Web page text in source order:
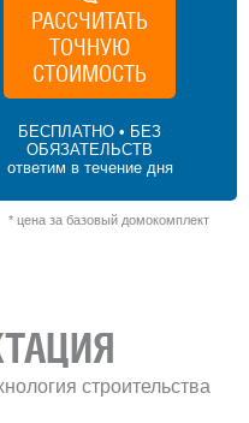
РАССЧИТАТЬ
ТОЧНУЮ
СТОИМОСТЬ
БЕСПЛАТНО • БЕЗ
ОБЯЗАТЕЛЬСТВ
ответим в течение дня
* цена за базовый домокомплект
строительства